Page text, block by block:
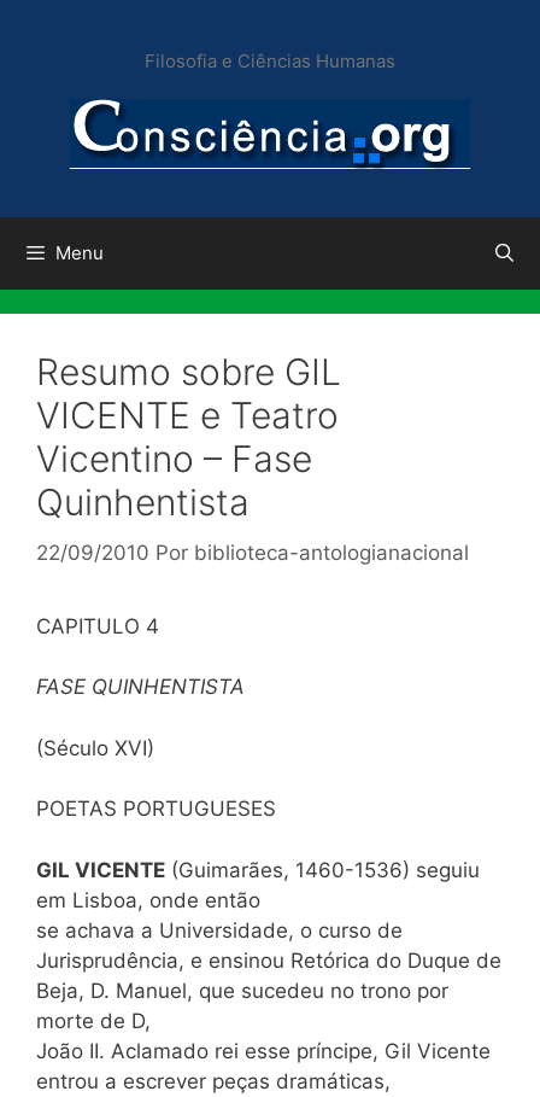
conteúdo
Filosofia e Ciências Humanas
Menu
Resumo sobre GIL
VICENTE e Teatro
Vicentino – Fase
Quinhentista
22/09/2010 Por biblioteca-antologianacional
CAPITULO 4
FASE QUINHENTISTA
(Século XVI)
POETAS PORTUGUESES
GIL VICENTE (Guimarães, 1460-1536) seguiu
em Lisboa, onde então
se achava a Universidade, o curso de
Jurisprudência, e ensinou Retórica do Duque de
Beja, D. Manuel, que sucedeu no trono por
morte de D,
João II. Aclamado rei esse príncipe, Gil Vicente
entrou a escrever peças dramáticas,